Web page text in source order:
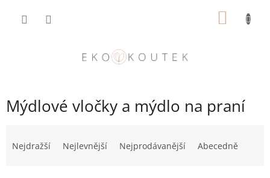
Mýdlové vločky a mýdlo na praní
Nejdražší Nejlevnější Nejprodávanější Abecedně